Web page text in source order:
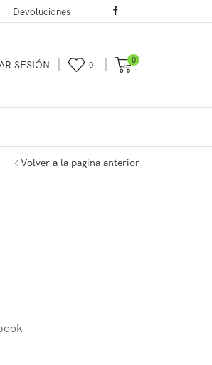
Devoluciones
SESIÓN 0 0
Volver a la pagina anterior